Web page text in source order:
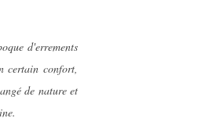
d'errements
certain confort,
de nature et